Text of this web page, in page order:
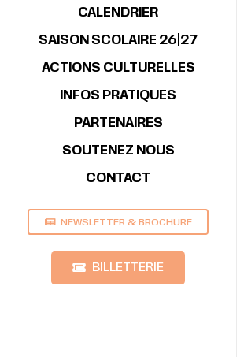
CALENDRIER
SAISON SCOLAIRE 26|27
ACTIONS CULTURELLES
INFOS PRATIQUES
PARTENAIRES
SOUTENEZ NOUS
CONTACT
NEWSLETTER & BROCHURE
BILLETTERIE